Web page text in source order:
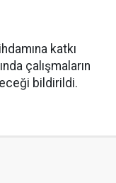
katkı
çalışmaların
bildirildi.